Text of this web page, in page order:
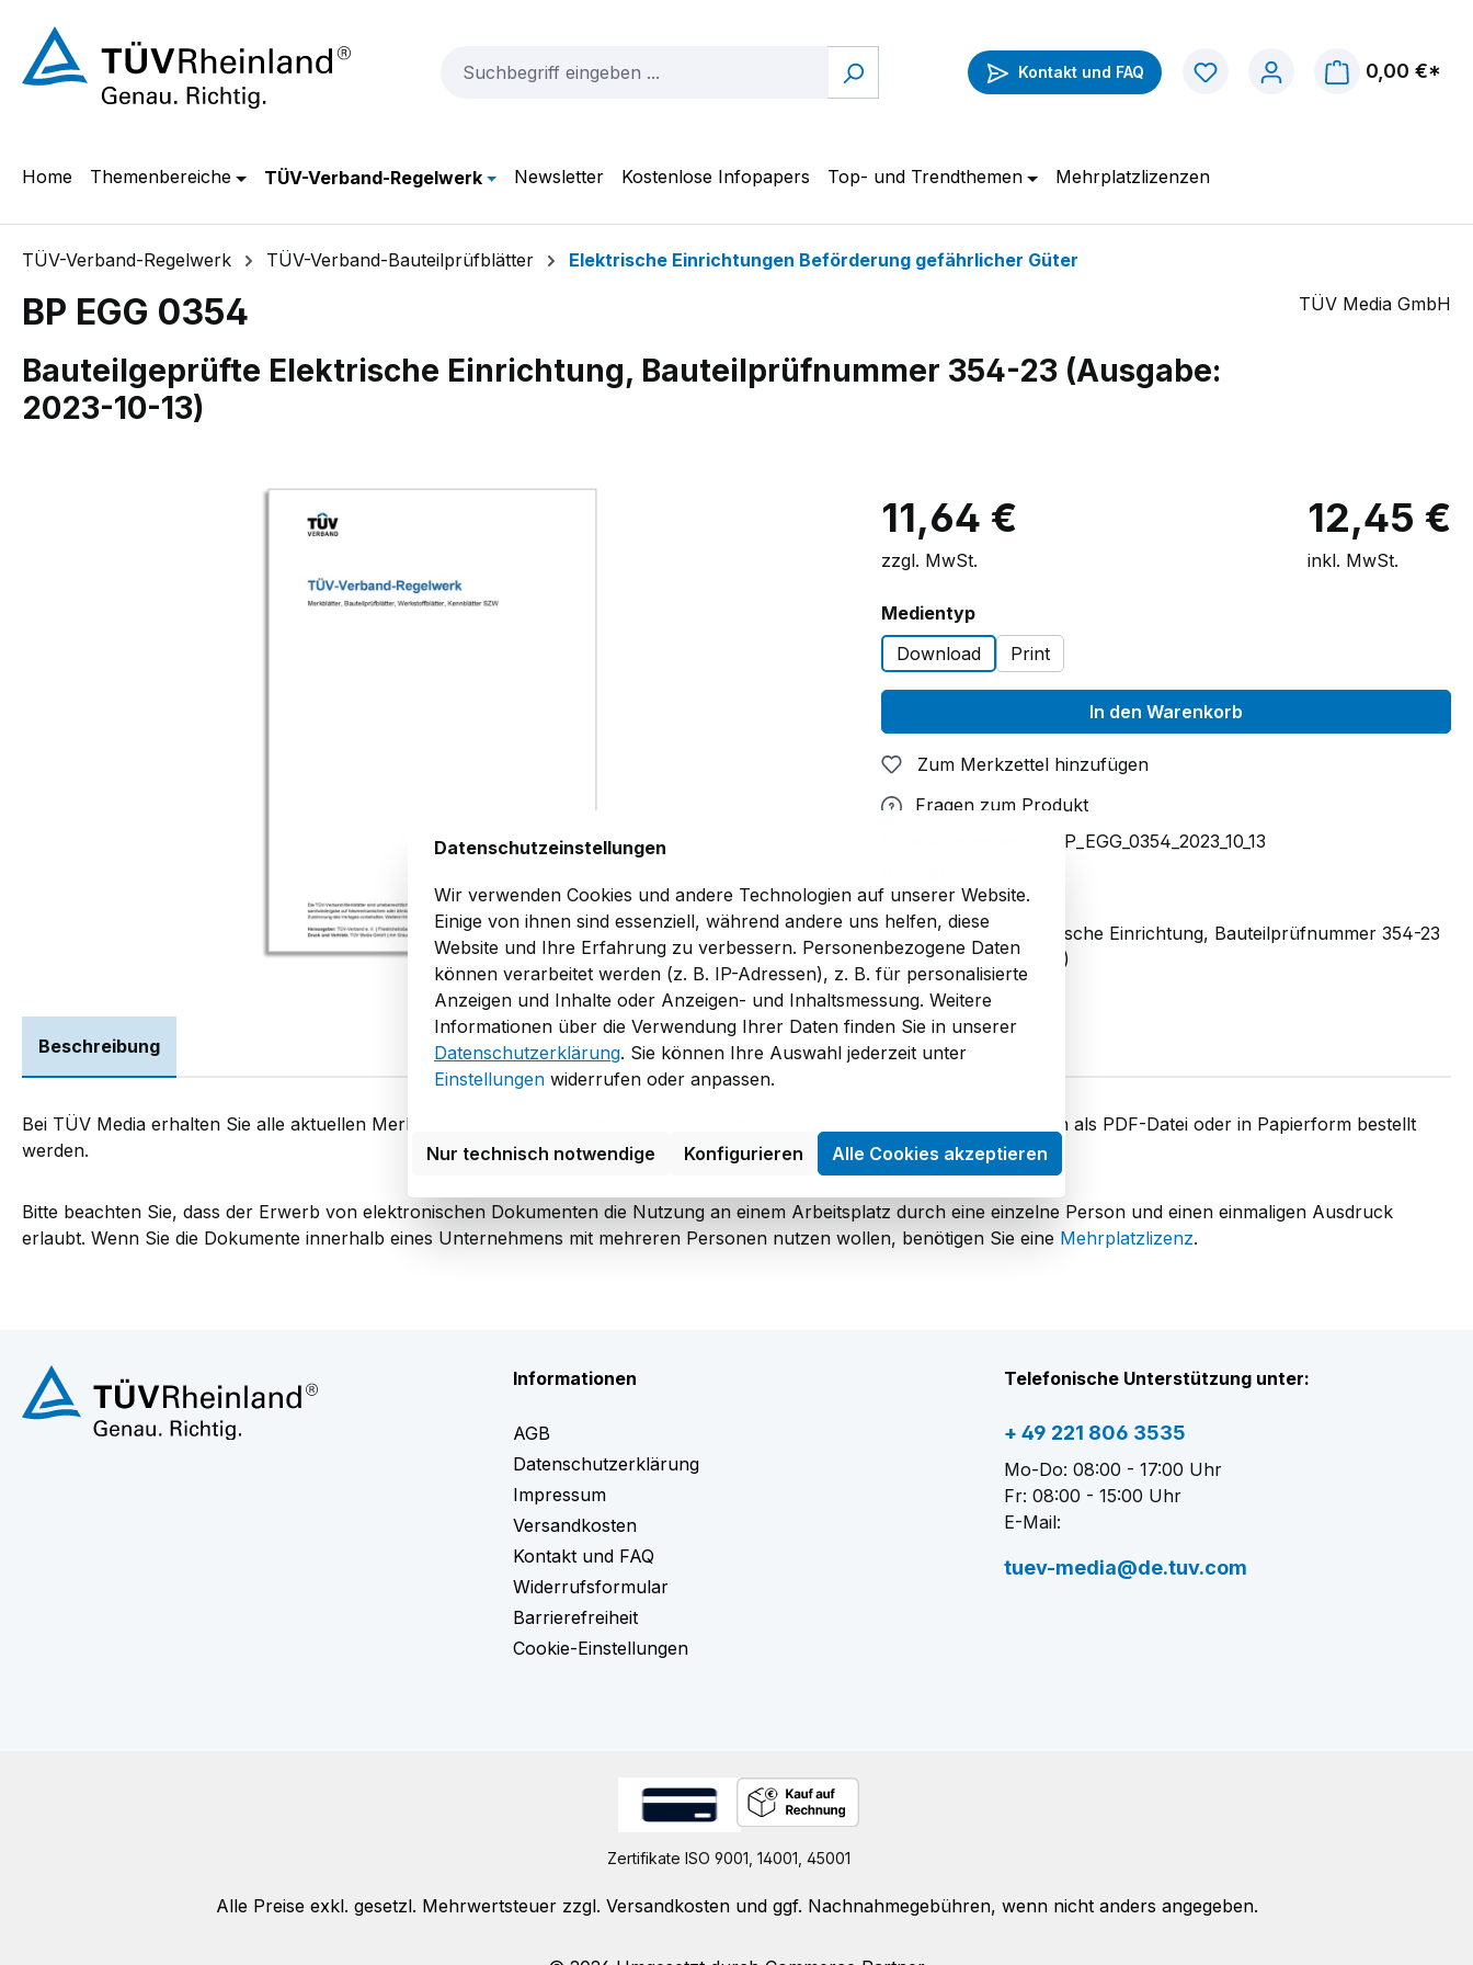
Hauptinhalt springen
Zur Suche springen
Zur Hauptnavigation springen
Kontakt und FAQ 0,00 €*
Home Themenbereiche TÜV-Verband-Regelwerk Newsletter Kostenlose Infopapers Top- und Trendthemen Mehrplatzlizenzen
TÜV-Verband-Regelwerk TÜV-Verband-Bauteilprüfblätter Elektrische Einrichtungen Beförderung gefährlicher Güter
BP EGG 0354
Bauteilgeprüfte Elektrische Einrichtung, Bauteilprüfnummer 354-23 (Ausgabe:
2023-10-13)
TÜV Media GmbH
11,64 €
zzgl. MwSt.
12,45 €
inkl. MwSt.
Medientypauswählen
Download
Print
In den Warenkorb
Zum Merkzettel hinzufügen
Fragen zum Produkt
D_BP_EGG_0354_2023_10_13
BP EGG 0354
Bauteilgeprüfte Elektrische Einrichtung, Bauteilprüfnummer 354-23
(Ausgabe: 2023-10-13)
Beschreibung
Bei TÜV Media erhalten Sie alle aktuellen Merkblätter, Bauteilprüfblätter und Werkstoffblätter des TÜV-Verbands. Sie können als PDF-Datei oder in Papierform bestellt
werden.
Bitte beachten Sie, dass der Erwerb von elektronischen Dokumenten die Nutzung an einem Arbeitsplatz durch eine einzelne Person und einen einmaligen Ausdruck
erlaubt. Wenn Sie die Dokumente innerhalb eines Unternehmens mit mehreren Personen nutzen wollen, benötigen Sie eine Mehrplatzlizenz.
Informationen
AGB
Datenschutzerklärung
Impressum
Versandkosten
Kontakt und FAQ
Widerrufsformular
Barrierefreiheit
Cookie-Einstellungen
Telefonische Unterstützung unter:
+ 49 221 806 3535
Mo-Do: 08:00 - 17:00 Uhr
Fr: 08:00 - 15:00 Uhr
E-Mail:
tuev-media@de.tuv.com
Zertifikate ISO 9001, 14001, 45001
Alle Preise exkl. gesetzl. Mehrwertsteuer zzgl. Versandkostenund ggf. Nachnahmegebühren, wenn nicht anders angegeben.
Datenschutzeinstellungen
Wir verwenden Cookies und andere Technologien auf unserer Website.
Einige von ihnen sind essenziell, während andere uns helfen, diese
Website und Ihre Erfahrung zu verbessern. Personenbezogene Daten
können verarbeitet werden (z. B. IP-Adressen), z. B. für personalisierte
Anzeigen und Inhalte oder Anzeigen- und Inhaltsmessung. Weitere
Informationen über die Verwendung Ihrer Daten finden Sie in unserer
Datenschutzerklärung. Sie können Ihre Auswahl jederzeit unter
Einstellungen widerrufen oder anpassen.
Nur technisch notwendige Konfigurieren Alle Cookies akzeptieren